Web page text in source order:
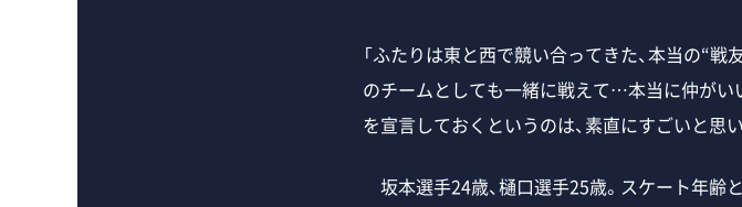
「ふたりは東と西で競い合ってきた、本当の“
のチームとしても一緒に戦えて…本当に仲がい
を宣言しておくというのは、素直にすごいと思
坂本選手24歳、樋口選手25歳。スケート年齢